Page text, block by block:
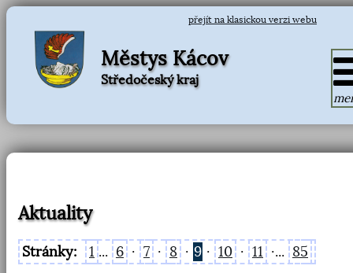
přejít na klasickou verzi webu
Městys Kácov
Středočeský kraj
Aktuality
Stránky: 1 ... 6 · 7 · 8 · 9 · 10 · 11 ·... 85